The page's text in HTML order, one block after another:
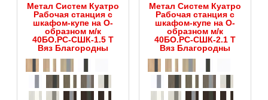
Метал Систем Куатро
Рабочая станция с
шкафом-купе на О-
образном м/к
40БО.РС-СШК-1.5 Т
Вяз Благородны
Метал Систем Куатро
Рабочая станция с
шкафом-купе на О-
образном м/к
40БО.РС-СШК-2.1 Т
Вяз Благородны